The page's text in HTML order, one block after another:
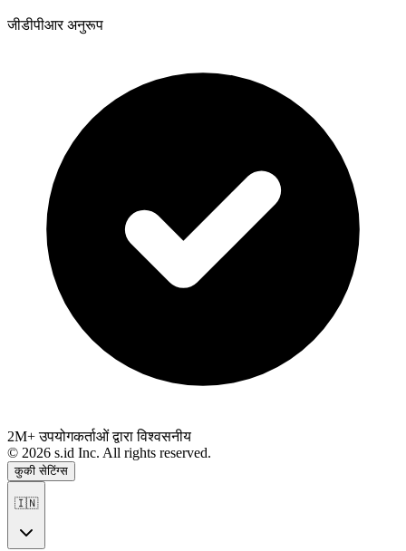
जीडीपीआर अनुरूप
2M+ उपयोगकर्ताओं द्वारा विश्वसनीय
© 2026 s.id Inc. All rights reserved.
कुकी सेटिंग्स
🇮🇳